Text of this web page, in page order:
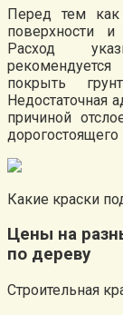
Перед тем как
поверхности
Расход
покрыть
Недостаточная
причиной
Какие краски
Цены на
по дереву
Строительная